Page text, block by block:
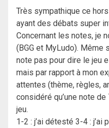
Très sympathique ce
ayant des débats super
Concernant les notes, je
(BGG et MyLudo). Même
note pas pour dire le jeu
mais par rapport à mon
attentes (thème, règles,
considéré qu’une note
jeu.
1-2 : j’ai détesté 3-4 : j’ai